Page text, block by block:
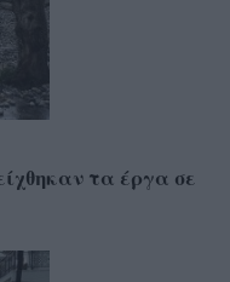
τα έργα σε